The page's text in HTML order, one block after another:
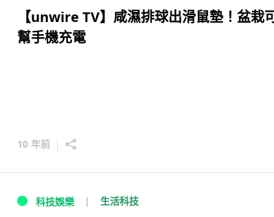
【unwire TV】咸濕排球出滑鼠墊！盆栽
幫手機充電
10 年前
科技娛樂 生活科技